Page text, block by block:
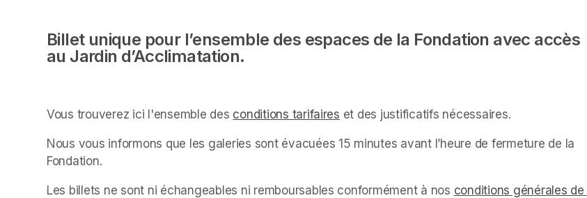
Billet unique pour l’ensemble des espaces de la Fondation avec accès
au Jardin d’Acclimatation.
Vous trouverez ici l'ensemble des conditions tarifaires (opens in a new tab)
et des justificatifs nécessaires.
Nous vous informons que les galeries sont évacuées 15 minutes avant l’heure de fermeture de la
Fondation.
Les billets ne sont ni échangeables ni remboursables conformément à nos conditions générales de